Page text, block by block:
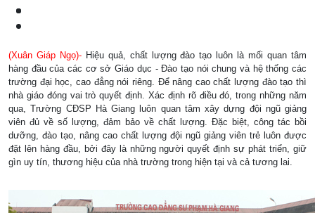
(Xuân Giáp Ngọ)-Hiệu quả, chất lượng đào tạo luôn là mối quan tâm
hàng đầu của các cơ sở Giáo dục - Đào tạo nói chung và hệ thống các
trường đại học, cao đẳng nói riêng. Để nâng cao chất lượng đào tạo thì
nhà giáo đóng vai trò quyết định. Xác định rõ điều đó, trong những năm
qua, Trường CĐSP Hà Giang luôn quan tâm xây dựng đội ngũ giảng
viên đủ về số lượng, đảm bảo về chất lượng. Đặc biệt, công tác bồi
dưỡng, đào tạo, nâng cao chất lượng đội ngũ giảng viên trẻ luôn được
đặt lên hàng đầu, bởi đây là những người quyết định sự phát triển, giữ
gìn uy tín, thương hiệu của nhà trường trong hiện tại và cả tương lai.